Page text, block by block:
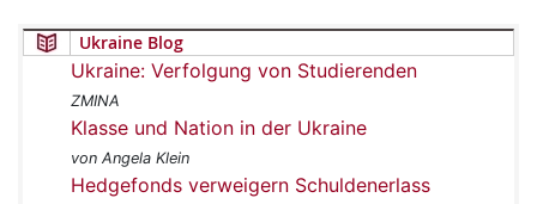
Ukraine Blog
Ukraine: Verfolgung von Studierenden
ZMINA
Klasse und Nation in der Ukraine
von Angela Klein
Hedgefonds verweigern Schuldenerlass